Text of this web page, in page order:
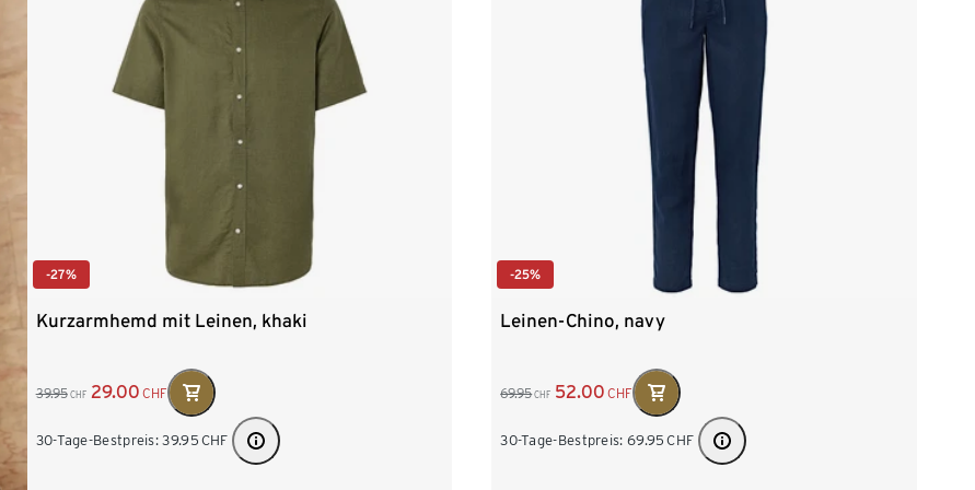
-27%
Kurzarmhemd mit Leinen, khaki
39.95 CHF 29.00 CHF
30-Tage-Bestpreis: 39.95 CHF
-25%
Leinen-Chino, navy
69.95 CHF 52.00 CHF
30-Tage-Bestpreis: 69.95 CHF